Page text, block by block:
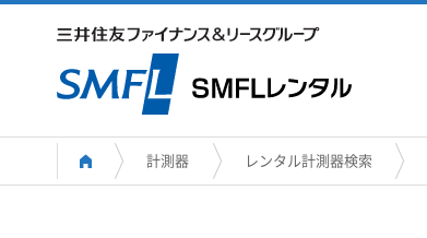
計測器 レンタル計測器検索